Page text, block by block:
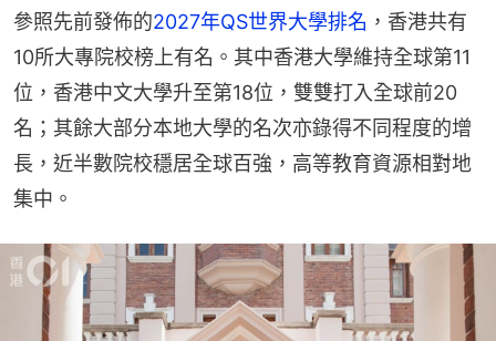
參照先前發佈的2027年QS世界大學排名 ，香港共有
10所大專院校榜上有名。其中香港大學維持全球第11
位，香港中文大學升至第18位，雙雙打入全球前20
名；其餘大部分本地大學的名次亦錄得不同程度的增
長，近半數院校穩居全球百強，高等教育資源相對地
集中。